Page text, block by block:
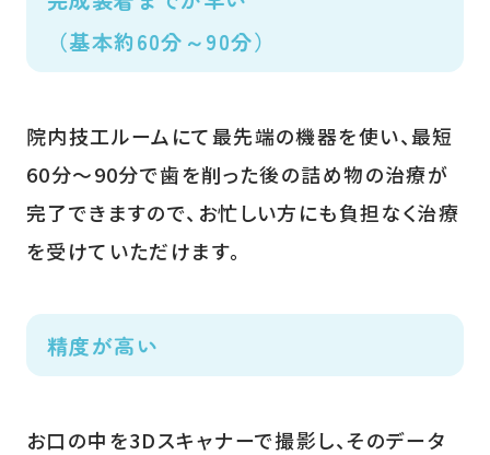
（基本約60分～90分）
院内技工ルームにて最先端の機器を使い、最短
60分～90分で歯を削った後の詰め物の治療が
完了できますので、お忙しい方にも負担なく治療
を受けていただけます。
精度が高い
お口の中を3Dスキャナーで撮影し、そのデータ